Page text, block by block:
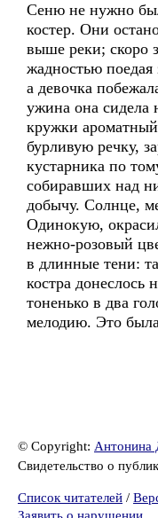
Сеню не нужно
костер. Они
выше реки; скоро
жадностью
а девочка
ужина она сидела
кружки
бурливую речку,
кустарника по
собиравших над
добычу. Солнце,
Одинокую,
нежно-розовый
в длинные тени:
костра донеслось
тоненько в два
мелодию. Это
© Copyright: Антонина
Свидетельство о
Список читателей /